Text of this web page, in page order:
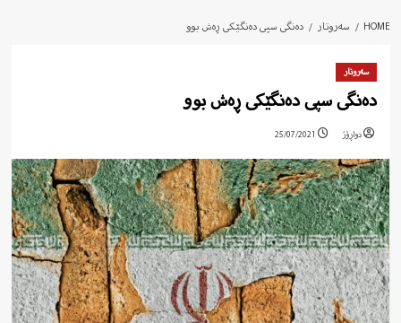
HOME سەروتار دەنگی سپی دەنگێکی ڕەش بوو
سەروتار
دەنگی سپی دەنگێکی ڕەش بوو
دواڕۆژ 25/07/2021